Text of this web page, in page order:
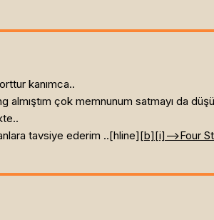
kanımca..
çok memnunum satmayı da
tavsiye ederim ..[hline][b][i] -->Four